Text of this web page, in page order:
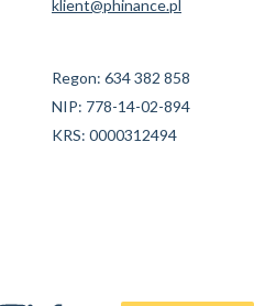
klient@phinance.pl
Regon: 634 382 858
NIP: 778-14-02-894
KRS: 0000312494